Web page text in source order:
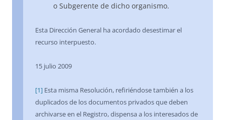
o Subgerente de dicho organismo.
Esta Dirección General ha acordado desestimar el
recurso interpuesto.
15 julio 2009
[1] Esta misma Resolución, refiriéndose también a los
duplicados de los documentos privados que deben
archivarse en el Registro, dispensa a los interesados de